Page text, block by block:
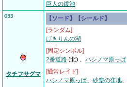
巨人の鏡池
033
タチフサグマ
【ソード】【シールド】
[ランダム]
げきりんの湖
[固定シンボル]
2番道路 (北) 、 ハシノマ原っぱ
[通常レイド]
ハシノマ原っぱ、 砂塵の窪地、